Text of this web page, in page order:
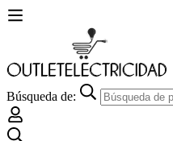
Búsqueda de: